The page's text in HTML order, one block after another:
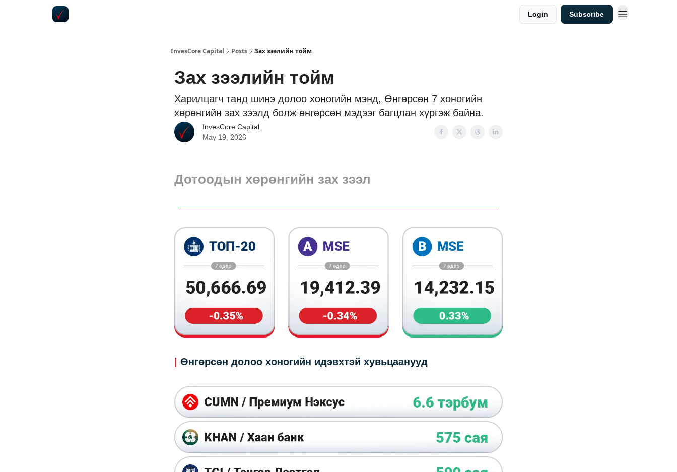
Login Subscribe
InvesCore Capital Posts Зах зээлийн тойм
Зах зээлийн тойм
Харилцагч танд шинэ долоо хоногийн мэнд, Өнгөрсөн 7 хоногийн
хөрөнгийн зах зээлд болж өнгөрсөн мэдээг багцлан хүргэж байна.
InvesCore Capital
May 19, 2026
Дотоодын хөрөнгийн зах зээл
Өнгөрсөн долоо хоногийн идэвхтэй хувьцаанууд